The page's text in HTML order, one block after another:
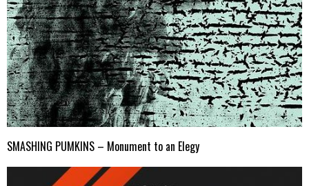
SMASHING PUMKINS – Monument to an Elegy